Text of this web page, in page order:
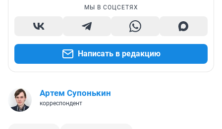
МЫ В СОЦСЕТЯХ
Написать в редакцию
Артем Супонькин
корреспондент